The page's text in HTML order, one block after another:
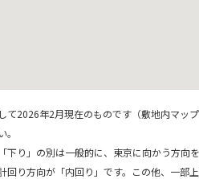
て2026年2月現在のものです（敷地内マッ
り」の別は一般的に、東京に向かう方向
回り方向が「内回り」です。この他、一部